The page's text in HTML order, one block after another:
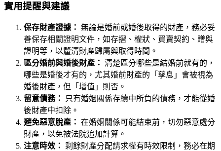
實用提醒與建議
保存財產證據： 無論是婚前或婚後取得的財產，務必妥
善保存相關證明文件，如存摺、權狀、買賣契約、贈與
證明等，以釐清財產歸屬與取得時間。
區分婚前與婚後財產： 清楚區分哪些是結婚前就有的，
哪些是婚後才有的，尤其婚前財產的「孳息」會被視為
婚後財產，但「增值」則否。
留意債務：
只有婚姻關係存續中所負的債務，才能從婚
後財產中扣除。
避免惡意脫產： 在婚姻關係可能結束前，切勿惡意處分
財產，以免被法院追加計算。
注意時效： 剩餘財產分配請求權有時效限制，務必在期